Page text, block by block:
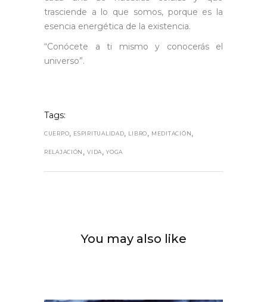
trasciende a lo que somos, porque es la
esencia energética de la existencia.
“Conócete a ti mismo y conocerás el
universo”.
Tags:
CUERPO, ESPIRITUALIDAD, LIBRO, MEDITACIÓN,
RELAJACIÓN ,VIDA,YOGA
You may also like